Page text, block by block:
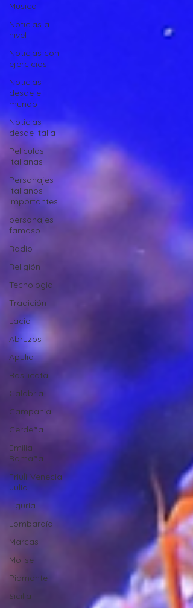
Musica
Noticias a
nivel
Noticias con
ejercicios
Noticias
desde el
mundo
Noticias
desde Italia
Peliculas
italianas
Personajes
italianos
importantes
personajes
famoso
Radio
Religión
Tecnologia
Tradición
Lacio
Abruzos
Apulia
Basilicata
Calabria
Campania
Cerdeña
Emilia-
Romaña
Friuli-Venecia
Julia
Liguria
Lombardía
Marcas
Molise
Piamonte
Sicilia